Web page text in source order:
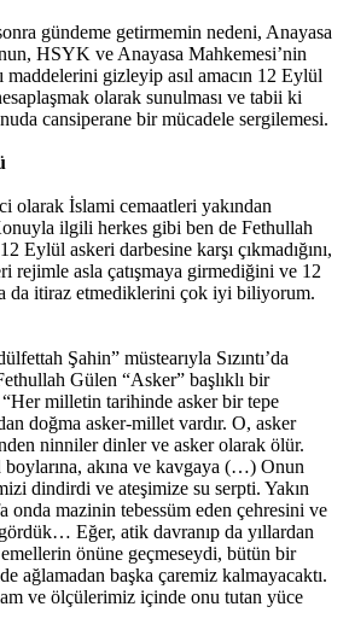
gündeme getirmemin nedeni, Anayasa
HSYK ve Anayasa Mahkemesi’nin
maddelerini gizleyip asıl amacın 12 Eylül
olarak sunulması ve tabii ki
cansiperane bir mücadele sergilemesi.
olarak İslami cemaatleri yakından
ilgili herkes gibi ben de Fethullah
Eylül askeri darbesine karşı çıkmadığını,
rejimle asla çatışmaya girmediğini ve 12
da itiraz etmediklerini çok iyi biliyorum.
Şahin” müstearıyla Sızıntı’da
Gülen “Asker” başlıklı bir
“Her milletin tarihinde asker bir tepe
doğma asker-millet vardır. O, asker
ninniler dinler ve asker olarak ölür.
boylarına, akına ve kavgaya (…) Onun
dindirdi ve ateşimize su serpti. Yakın
onda mazinin tebessüm eden çehresini ve
Eğer, atik davranıp da yıllardan
önüne geçmeseydi, bütün bir
ağlamadan başka çaremiz kalmayacaktı.
ve ölçülerimiz içinde onu tutan yüce